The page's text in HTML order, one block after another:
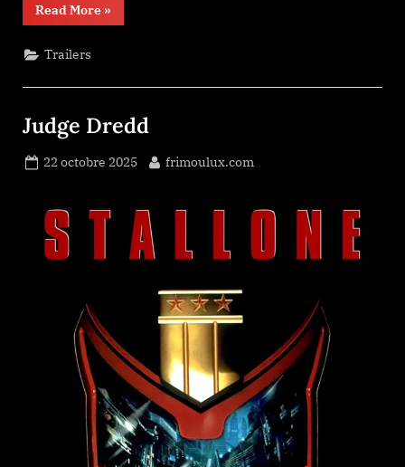
Read More“Red
Spring”
»
Trailers
Judge Dredd
Posted
22 octobre 2025 By
frimoulux.com